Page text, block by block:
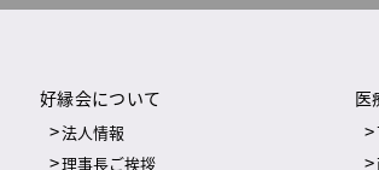
好縁会について
法人情報
理事長ご挨拶
医